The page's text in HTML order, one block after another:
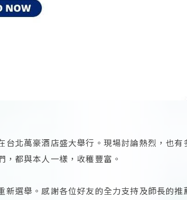
台北萬豪酒店盛大舉行。現場討論熱烈，也
，都與本人一樣，收穫豐富。
新選舉。感謝各位好友的全力支持及師長的推